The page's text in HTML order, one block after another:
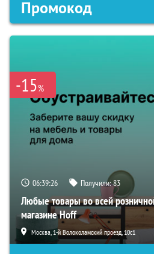
Промокод
-15%
06:39:25 Получили:83
Любые товары во всей
магазине Hoff
Москва, 1-й Волоколамский проезд, 10с1